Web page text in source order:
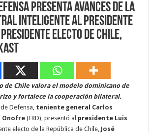
presenta avances de la
inteligente al presidente
electo de Chile,
de Chile valora el modelo dominicano de
y fortalece la cooperación bilateral.
Defensa, teniente general Carlos
Onofre (ERD), presentó al presidente Luis
electo de la República de Chile, José